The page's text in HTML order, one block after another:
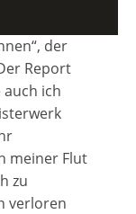
der
Report
auch ich
meiner Flut
zu
verloren